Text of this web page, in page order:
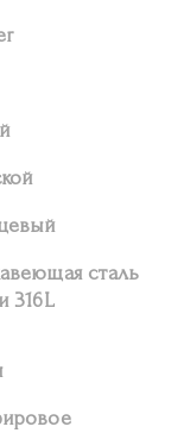
сталь
316L